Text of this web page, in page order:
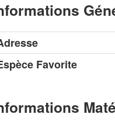
Favorite